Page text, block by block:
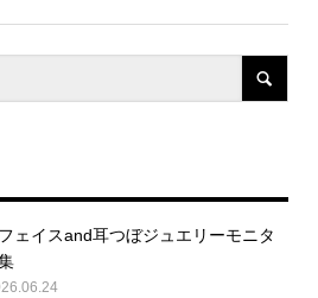
ェイスand耳つぼジュエリーモニタ